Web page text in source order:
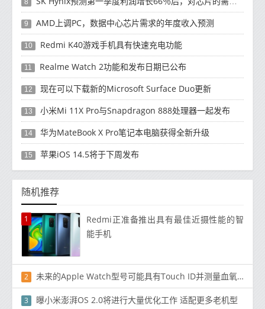
8
9 AMD上调PC，数据中心芯片需求的年度收入预测
10 Redmi K40游戏手机具有快速充电功能
11 Realme Watch 2功能和发布日期已公布
12 现在可以下载新的Microsoft Surface Duo更新
13 小米Mi 11X Pro与Snapdragon 888处理器一起发布
14 华为MateBook X Pro笔记本电脑获得全新升级
15 苹果iOS 14.5将于下周发布
随机推荐
1
Redmi正准备推出具有最佳近摄性能的智
能手机
2 未来的Apple Watch型号可能具有Touch ID并测量血氧水平
3 曝小米澎湃OS 2.0将进行大量优化工作 适配更多老机型